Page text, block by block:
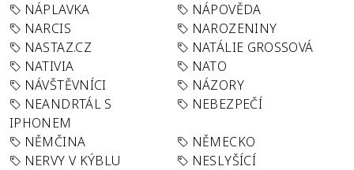
NÁPLAVKA
NÁPOVĚDA
NARCIS
NAROZENINY
NASTAZ.CZ
NATÁLIE GROSSOVÁ
NATIVIA
NATO
NÁVŠTĚVNÍCI
NÁZORY
NEANDRTÁL S
IPHONEM
NEBEZPEČÍ
NĚMČINA
NĚMECKO
NERVY V KÝBLU
NESLYŠÍCÍ